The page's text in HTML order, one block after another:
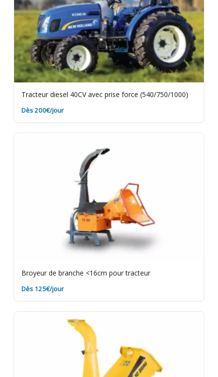
Tracteur diesel 40CV avec prise force (540/750/1000)
Dès 200€/jour
Broyeur de branche <16cm pour tracteur
Dès 125€/jour